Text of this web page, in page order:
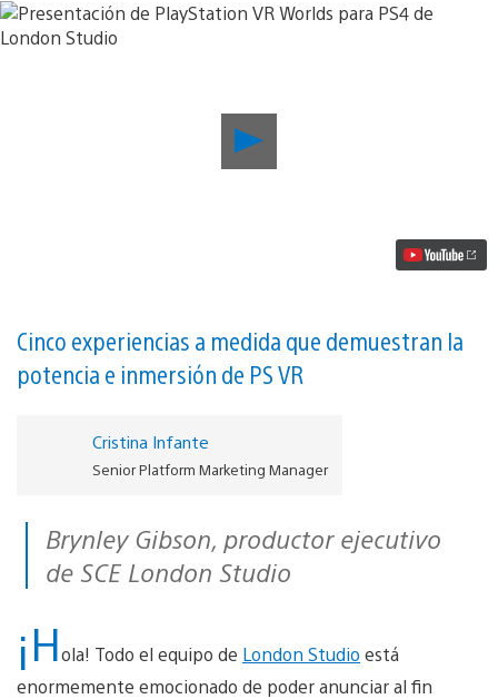
de
Studio
vídeo
Cinco experiencias a medida que demuestran la
potencia e inmersión de PS VR
Cristina Infante
Senior Platform Marketing Manager
Brynley Gibson, productor ejecutivo
de SCE London Studio
¡Hola! Todo el equipo de London Studio está
enormemente emocionado de poder anunciar al fin